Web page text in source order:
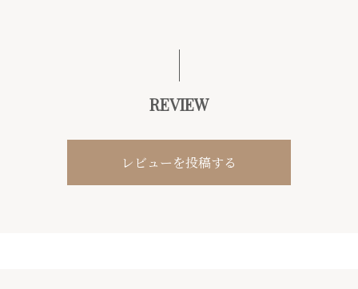
REVIEW
レビューを投稿する